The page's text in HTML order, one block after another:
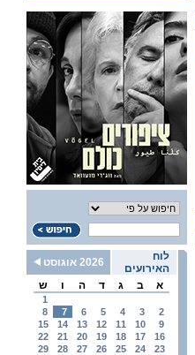
לוח
האירועים
2026 אוגוסט
א
ב ג ד ה ו ש
1
2
3
4
5
6
7
8
9
10
11
12
13
14
15
16
17
18
19
20
21
22
23
24
25
26
27
28
29